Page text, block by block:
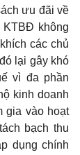
ưu đãi về
KTBĐ không
các chủ
lại gây khó
vì đa phần
kinh doanh
gia vào hoạt
bạch thu
dụng chính